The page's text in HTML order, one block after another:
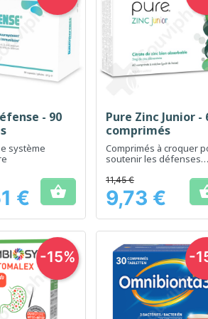
rapide
- 90
système
€ 
 Aperçu rapide
Pure Zinc Junior -
comprimés
Comprimés à croquer
soutenir les défenses
Prix
11,45 €
9,73 €
-15% -